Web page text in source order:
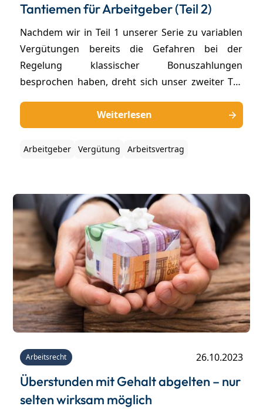
Tantiemen für Arbeitgeber (Teil 2)
Nachdem wir in Teil 1 unserer Serie zu variablen
Vergütungen bereits die Gefahren bei der
Regelung klassischer Bonuszahlungen
besprochen haben, dreht sich unser zweiter Teil
Tantiemen. Außerdem decken wir eine
gefährliche Falle bei freiwilligen Bonuszahlungen
auf: Wer hier nicht aufpasst, schenkt den
Weiterlesen
Arbeitgeber Vergütung Arbeitsvertrag
Arbeitsrecht 26.10.2023
Überstunden mit Gehalt abgelten – nur
selten wirksam möglich